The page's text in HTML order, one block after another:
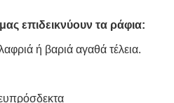
επιδεικνύουν τα ράφια:
ή βαριά αγαθά τέλεια.